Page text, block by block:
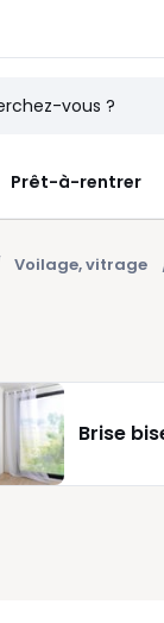
Prêt-à-rentrer
Voilage, vitrage
Brise